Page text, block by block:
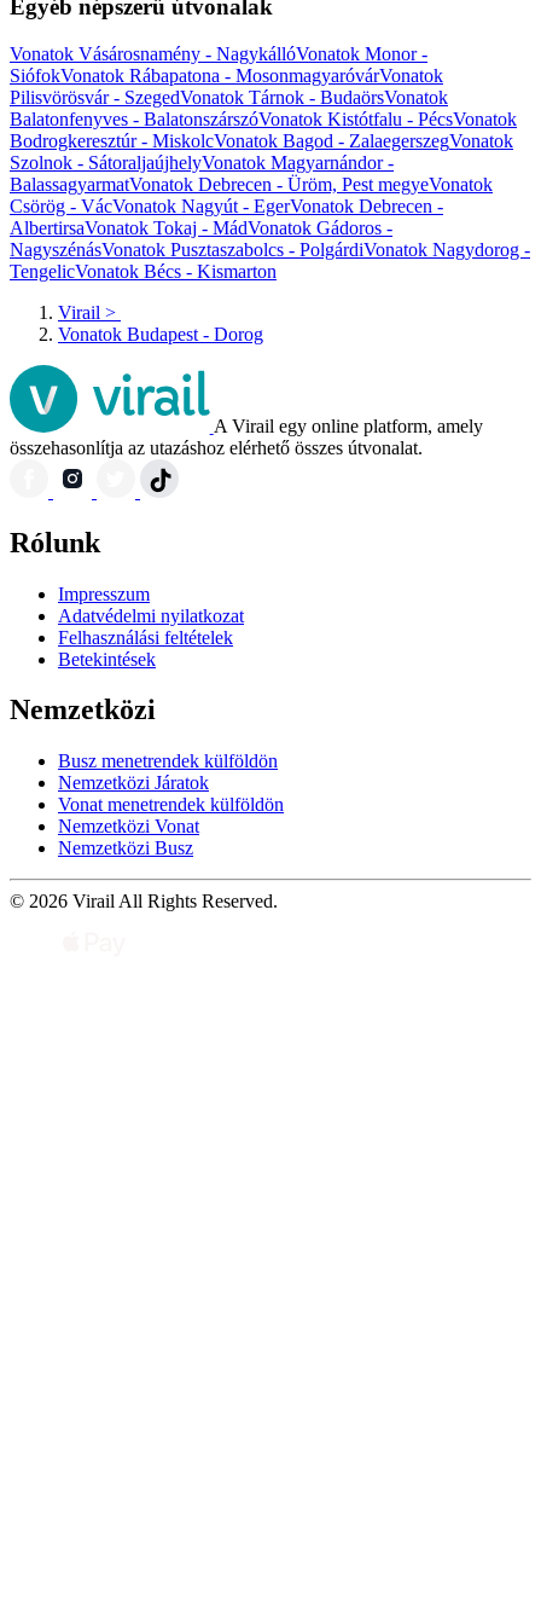
Egyéb népszerű útvonalak
Vonatok Vásárosnamény - NagykállóVonatok Monor -
SiófokVonatok Rábapatona - MosonmagyaróvárVonatok
Pilisvörösvár - SzegedVonatok Tárnok - BudaörsVonatok
Balatonfenyves - BalatonszárszóVonatok Kistótfalu - PécsVonatok
Bodrogkeresztúr - MiskolcVonatok Bagod - ZalaegerszegVonatok
Szolnok - SátoraljaújhelyVonatok Magyarnándor -
BalassagyarmatVonatok Debrecen - Üröm, Pest megyeVonatok
Csörög - VácVonatok Nagyút - EgerVonatok Debrecen -
AlbertirsaVonatok Tokaj - MádVonatok Gádoros -
NagyszénásVonatok Pusztaszabolcs - PolgárdiVonatok Nagydorog -
TengelicVonatok Bécs - Kismarton
Virail >
Vonatok Budapest - Dorog
A Virail egy online platform, amely
összehasonlítja az utazáshoz elérhető összes útvonalat.
Rólunk
Impresszum
Adatvédelmi nyilatkozat
Felhasználási feltételek
Betekintések
Nemzetközi
Busz menetrendek külföldön
Nemzetközi Járatok
Vonat menetrendek külföldön
Nemzetközi Vonat
Nemzetközi Busz
© 2026 Virail All Rights Reserved.